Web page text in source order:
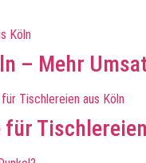
– Mehr
für